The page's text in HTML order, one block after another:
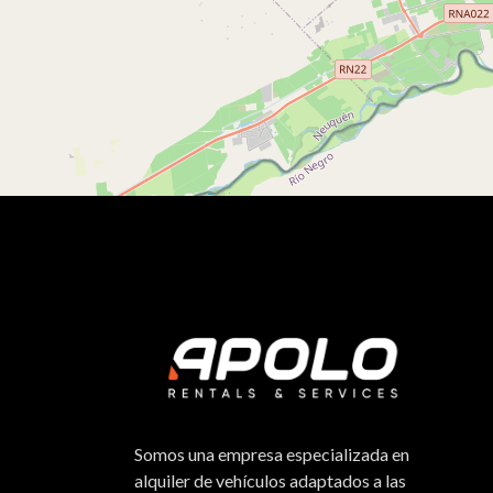
Somos una empresa especializada en
alquiler de vehículos adaptados a las